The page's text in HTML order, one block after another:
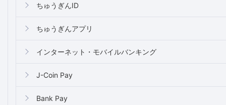
ちゅうぎんID
ちゅうぎんアプリ
インターネット・モバイルバンキング
J-Coin Pay
Bank Pay